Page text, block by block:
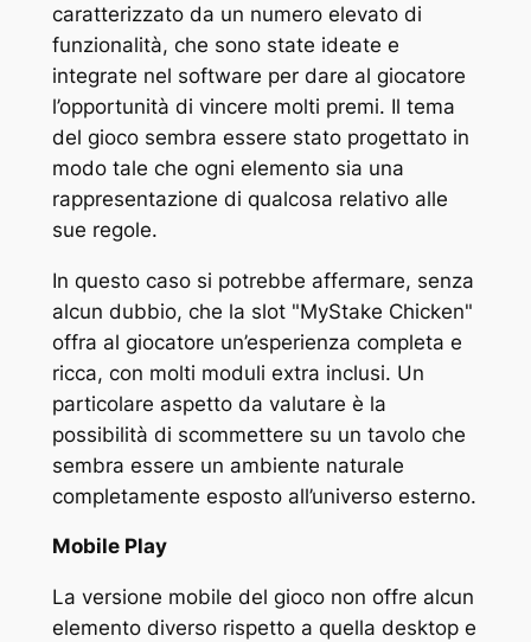
caratterizzato da un numero elevato di
funzionalità, che sono state ideate e
integrate nel software per dare al giocatore
l’opportunità di vincere molti premi. Il tema
del gioco sembra essere stato progettato in
modo tale che ogni elemento sia una
rappresentazione di qualcosa relativo alle
sue regole.
In questo caso si potrebbe affermare, senza
alcun dubbio, che la slot "MyStake Chicken"
offra al giocatore un’esperienza completa e
ricca, con molti moduli extra inclusi. Un
particolare aspetto da valutare è la
possibilità di scommettere su un tavolo che
sembra essere un ambiente naturale
completamente esposto all’universo esterno.
Mobile Play
La versione mobile del gioco non offre alcun
elemento diverso rispetto a quella desktop e